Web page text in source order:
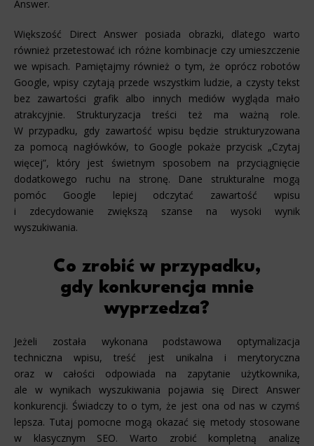
Answer.
Większość Direct Answer posiada obrazki, dlatego warto
również przetestować ich różne kombinacje czy umieszczenie
we wpisach. Pamiętajmy również o tym, że oprócz robotów
Google, wpisy czytają przede wszystkim ludzie, a czysty tekst
bez zawartości grafik albo innych mediów wygląda mało
atrakcyjnie. Strukturyzacja treści też ma ważną role.
W przypadku, gdy zawartość wpisu będzie strukturyzowana
za pomocą nagłówków, to Google pokaże przycisk „Czytaj
więcej”, który jest świetnym sposobem na przyciągnięcie
dodatkowego ruchu na stronę. Dane strukturalne mogą
pomóc Google lepiej odczytać zawartość wpisu
i zdecydowanie zwiększą szanse na wysoki wynik
wyszukiwania.
Co zrobić w przypadku,
gdy konkurencja mnie
wyprzedza?
Jeżeli została wykonana podstawowa optymalizacja
techniczna wpisu, treść jest unikalna i merytoryczna
oraz w całości odpowiada na zapytanie użytkownika,
ale w wynikach wyszukiwania pojawia się Direct Answer
konkurencji. Świadczy to o tym, że jest ona od nas w czymś
lepsza. Tutaj pomocne mogą okazać się metody stosowane
w klasycznym SEO. Warto zrobić kompletną analizę